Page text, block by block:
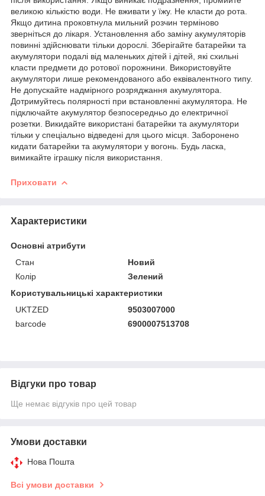
великою кількістю води. Не вживати у їжу. Не класти до рота.
Якщо дитина проковтнула мильний розчин терміново
зверніться до лікаря. Установлення або заміну акумуляторів
повинні здійснювати тільки дорослі. Зберігайте батарейки та
акумулятори подалі від маленьких дітей і дітей, які схильні
класти предмети до ротової порожнини. Використовуйте
акумулятори лише рекомендованого або еквівалентного типу.
Не допускайте надмірного розряджання акумулятора.
Дотримуйтесь полярності при встановленні акумулятора. Не
підключайте акумулятор безпосередньо до електричної
розетки. Викидайте використані батарейки та акумулятори
тільки у спеціально відведені для цього місця. Заборонено
кидати батарейки та акумулятори у вогонь. Будь ласка,
вимикайте іграшку після використання.
Приховати
Характеристики
Основні атрибути
Стан
Новий
Колір
Зелений
Користувальницькі характеристики
UKTZED
9503007000
barcode
6900007513708
Відгуки про товар
Ще немає відгуків про цей товар
Умови доставки
Нова Пошта
Всі умови доставки